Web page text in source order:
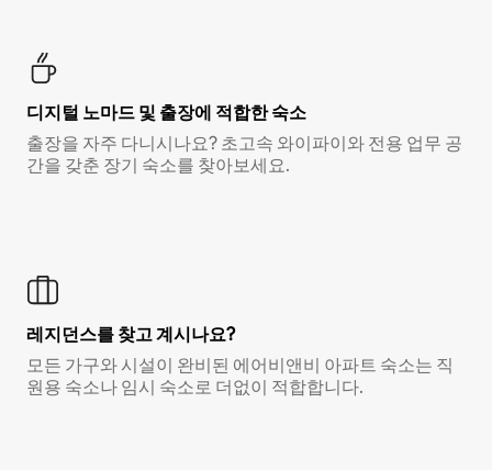
디지털 노마드 및 출장에 적합한 숙소
출장을 자주 다니시나요? 초고속 와이파이와 전용 업무 공
간을 갖춘 장기 숙소를 찾아보세요.
레지던스를 찾고 계시나요?
모든 가구와 시설이 완비된 에어비앤비 아파트 숙소는 직
원용 숙소나 임시 숙소로 더없이 적합합니다.